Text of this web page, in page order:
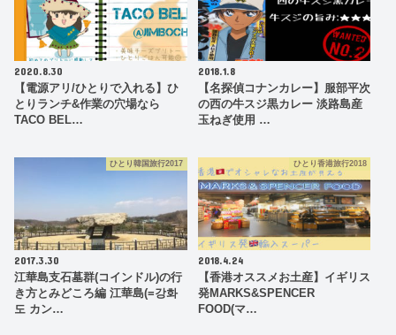
2020.8.30
【電源アリ/ひとりで入れる】ひ
とりランチ&作業の穴場なら
TACO BEL…
2018.1.8
【名探偵コナンカレー】服部平次
の西の牛スジ黒カレー 淡路島産
玉ねぎ使用 …
ひとり韓国旅行2017
2017.3.30
江華島支石墓群(コインドル)の行
き方とみどころ編 江華島(=강화
도 カン…
ひとり香港旅行2018
2018.4.24
【香港オススメお土産】イギリス
発MARKS&SPENCER
FOOD(マ…